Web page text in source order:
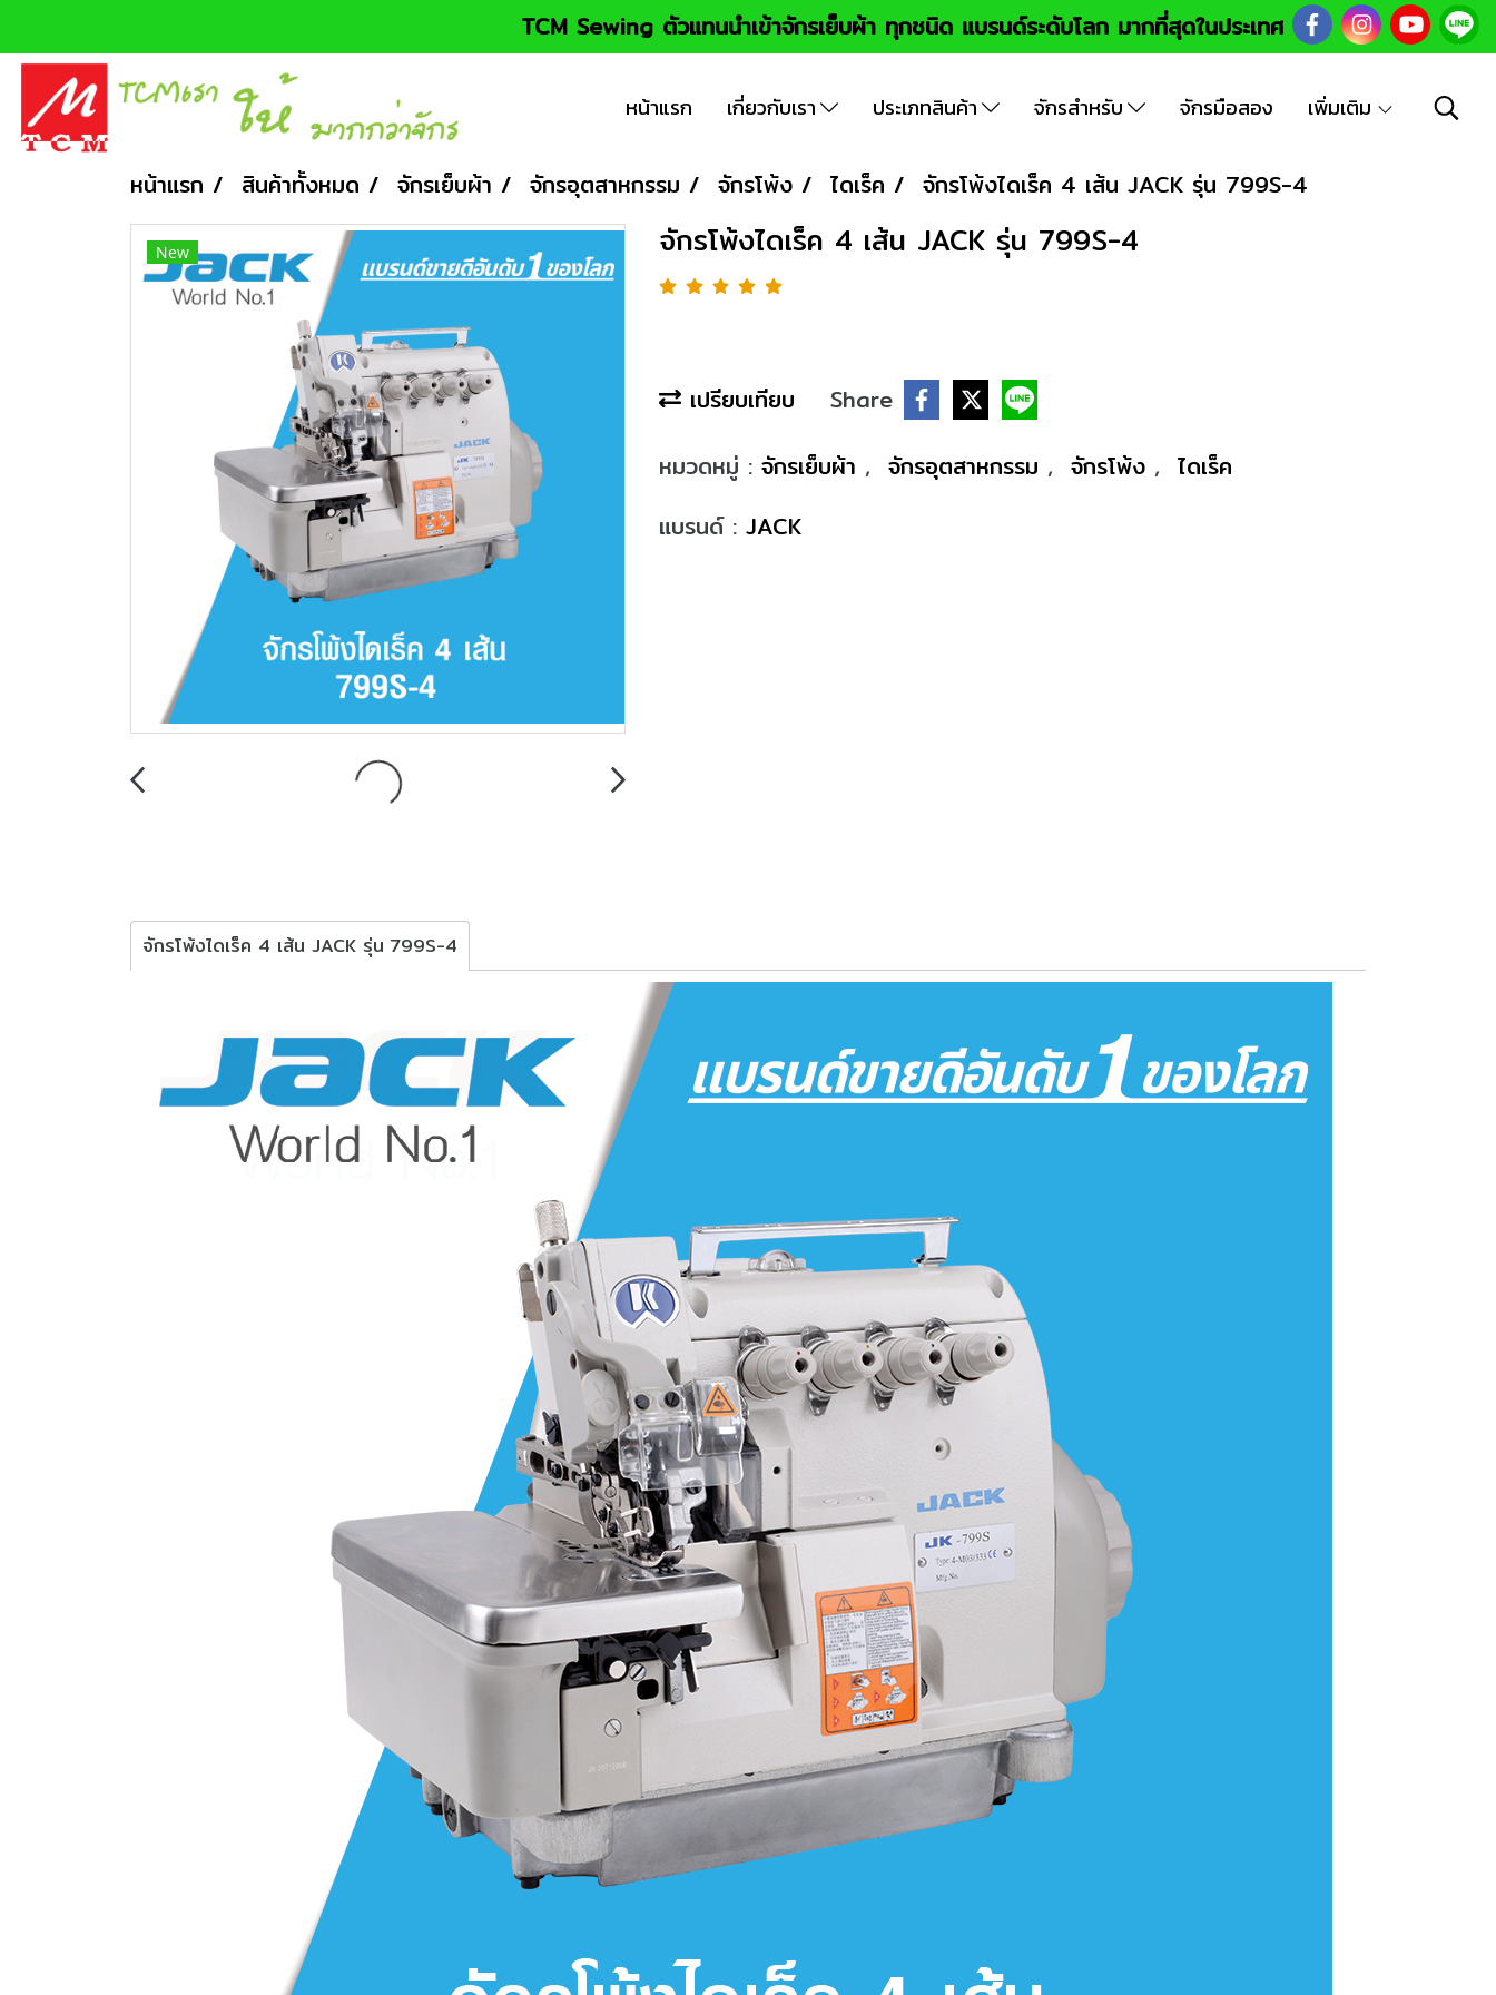
TCM Sewing ตัวแทนนำเข้าจักรเย็บผ้า ทุกชนิด แบรนด์ระดับโลก มากที่สุดในประเทศ
หน้าแรก เกี่ยวกับเรา ประเภทสินค้า จักรสำหรับ จักรมือสอง เพิ่มเติม
หน้าแรก สินค้าทั้งหมด จักรเย็บผ้า จักรอุตสาหกรรม จักรโพ้ง ไดเร็ค จักรโพ้งไดเร็ค 4 เส้น JACK รุ่น 799S-4
New จักรโพ้งไดเร็ค 4 เส้น JACK รุ่น 799S-4
เปรียบเทียบ
Share
หมวดหมู่ : จักรเย็บผ้า , จักรอุตสาหกรรม , จักรโพ้ง , ไดเร็ค
แบรนด์ : JACK
จักรโพ้งไดเร็ค 4 เส้น JACK รุ่น 799S-4